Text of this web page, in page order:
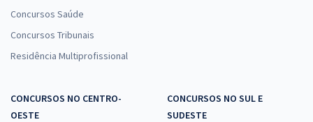
Concursos Saúde
Concursos Tribunais
Residência Multiprofissional
CONCURSOS NO CENTRO-
OESTE
CONCURSOS NO SUL E
SUDESTE